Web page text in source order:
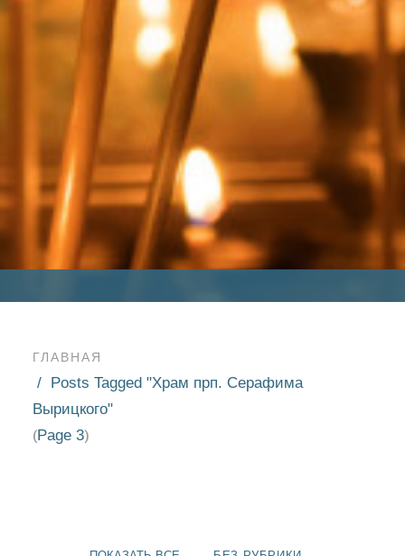
ГЛАВНАЯ
Posts Tagged "Храм прп. Серафима
Вырицкого"
(Page 3)